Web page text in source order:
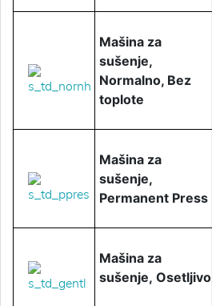
Mašina za
sušenje,
Normalno, Bez
toplote
Mašina za
sušenje,
Permanent Press
Mašina za
sušenje, Osetljivo